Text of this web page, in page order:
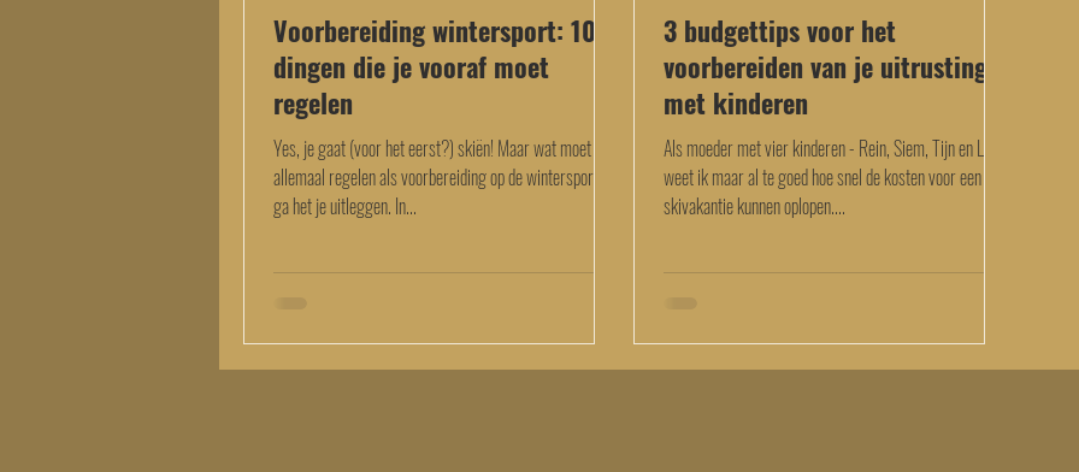
Voorbereiding wintersport: 10
dingen die je vooraf moet
regelen
Yes, je gaat (voor het eerst?) skiën! Maar wat moet je
allemaal regelen als voorbereiding op de wintersport? Ik
ga het je uitleggen. In...
3 budgettips voor het
voorbereiden van je uitrusting
met kinderen
Als moeder met vier kinderen - Rein, Siem, Tijn en Lute -
weet ik maar al te goed hoe snel de kosten voor een
skivakantie kunnen oplopen....